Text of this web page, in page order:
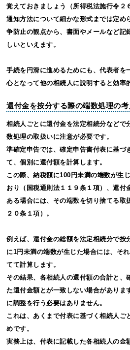
覚えておきましょう（所得税法施行令２
通知方法について細かな形式までは定め
争防止の観点から、書面やメールなど記
しいといえます。
手続を円滑に進めるためにも、代表者を
心となって他の相続人に説明すると効率
還付金を按分する際の端数処理の
相続人ごとに還付金を法定相続分などで
数処理の取扱いに注意が必要です。
準確定申告では、確定申告書付表に基づ
て、個別に還付額を計算します。
この際、納税額に100円未満の端数が生
おり（国税通則法１１９条１項）、還付
ある場合には、その端数を切り捨てる取
２０条１項）。
例えば、還付金の総額を法定相続分で按
に1円未満の端数が生じた場合には、そ
てて計算します。
その結果、各相続人の還付額の合計と、
た還付金額とが一致しない場合がありま
に調整を行う必要はありません。
これは、あくまで付表に基づく相続人ご
めです。
実務上は、付表に記載した各相続人の金